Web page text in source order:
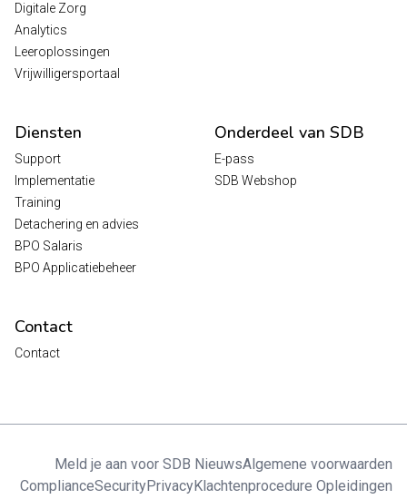
Digitale Zorg
Analytics
Leeroplossingen
Vrijwilligersportaal
Diensten
Support
Implementatie
Training
Detachering en advies
BPO Salaris
BPO Applicatiebeheer
Onderdeel van SDB
E-pass
SDB Webshop
Contact
Contact
Meld je aan voor SDB NieuwsAlgemene voorwaarden
ComplianceSecurityPrivacyKlachtenprocedure Opleidingen